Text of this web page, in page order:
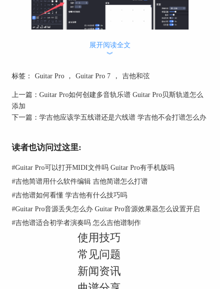
2、点击左侧编辑面板的和弦按钮，可以打开和弦
弦，按照步骤一方法添加的和弦会自动出现在图表
资料库，在这个界面便可以管理常用的和弦，单击
某个和弦可快速将它添加到曲谱光标所在位置。
图2：和弦图表资料库
二、Guitar Pro和弦转位功能如何操作
展开阅读全文
︾
标签： Guitar Pro ， Guitar Pro 7 ， 吉他和弦
上一篇： Guitar Pro如何创建多音轨乐谱 Guitar Pro贝斯轨道怎么
添加
下一篇： 学吉他应该学五线谱还是六线谱 学吉他不会打谱怎么办
读者也访问过这里:
#Guitar Pro可以打开MIDI文件吗 Guitar Pro有手机版吗
#吉他简谱用什么软件编辑 吉他简谱怎么打谱
#吉他谱如何看懂 学吉他有什么技巧吗
#Guitar Pro音源丢失怎么办 Guitar Pro音源效果器怎么设置开启
#吉他谱适合初学者演奏吗 怎么吉他谱制作
使用技巧
常见问题
新闻资讯